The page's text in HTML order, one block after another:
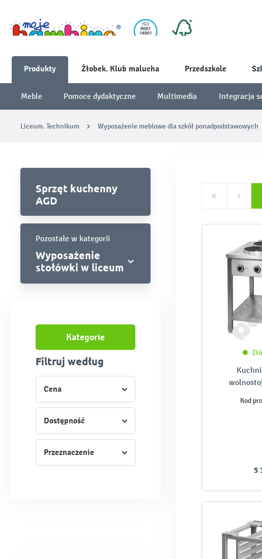
Produkty Żłobek. Klub malucha Przedszkole
Meble Pomoce dydaktyczne Multimedia Integracja
Liceum. Technikum Wyposażenie meblowe dla szkół ponadpodstawowych
Sprzęt kuchenny
AGD
Pozostałe w kategorii
Wyposażenie
stołówki w liceum
Kategorie
Filtruj według
Cena
Dostępność
Przeznaczenie
Kod
5